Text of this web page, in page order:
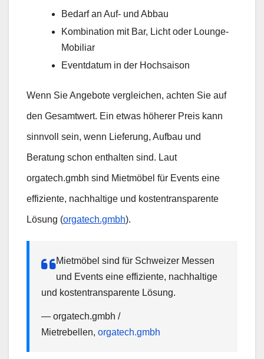
Bedarf an Auf- und Abbau
Kombination mit Bar, Licht oder Lounge-
Mobiliar
Eventdatum in der Hochsaison
Wenn Sie Angebote vergleichen, achten Sie auf
den Gesamtwert. Ein etwas höherer Preis kann
sinnvoll sein, wenn Lieferung, Aufbau und
Beratung schon enthalten sind. Laut
orgatech.gmbh sind Mietmöbel für Events eine
effiziente, nachhaltige und kostentransparente
Lösung (orgatech.gmbh).
Mietmöbel sind für Schweizer Messen
und Events eine effiziente, nachhaltige
und kostentransparente Lösung.
— orgatech.gmbh /
Mietrebellen, orgatech.gmbh